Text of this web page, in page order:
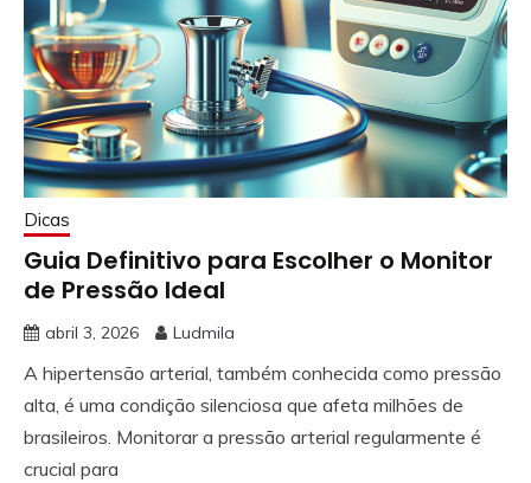
Dicas
Guia Definitivo para Escolher o Monitor
de Pressão Ideal
abril 3, 2026 Ludmila
A hipertensão arterial, também conhecida como pressão
alta, é uma condição silenciosa que afeta milhões de
brasileiros. Monitorar a pressão arterial regularmente é
crucial para